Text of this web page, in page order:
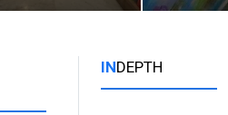
INDEPTH